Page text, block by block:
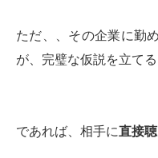
ただ、、その企業に勤
が、完璧な仮説を立て
であれば、相手に直接